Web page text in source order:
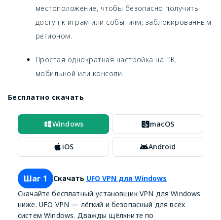
местоположение, чтобы безопасно получить
доступ к играм или событиям, заблокированным
регионом.
Простая однократная настройка на ПК,
мобильной или консоли.
Бесплатно скачать
Windows macOS
iOS Android
Шаг 1 Скачать UFO VPN для Windows
Скачайте бесплатный установщик VPN для Windows
ниже. UFO VPN — лёгкий и безопасный для всех
систем Windows. Дважды щёлкните по